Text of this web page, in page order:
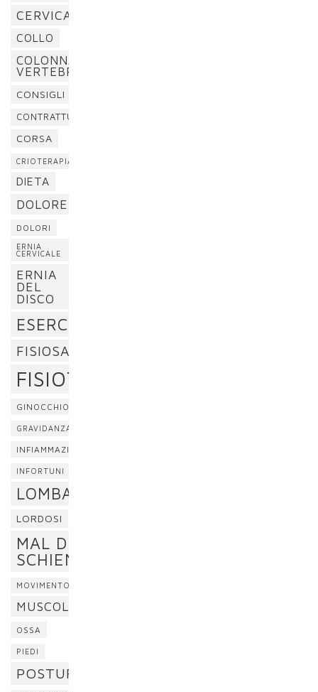
CERVICALGIA
COLLO
COLONNA
VERTEBRALE
CONSIGLI
CONTRATTURA
CORSA
CRIOTERAPIA
DIETA
DOLORE
DOLORI
ERNIA
CERVICALE
ERNIA
DEL
DISCO
ESERCIZI
FISIOSAN
FISIOTERAPIA
GINOCCHIO
GRAVIDANZA
INFIAMMAZIONE
INFORTUNI
LOMBALGIA
LORDOSI
MAL DI
SCHIENA
MOVIMENTO
MUSCOLI
OSSA
PIEDI
POSTURA